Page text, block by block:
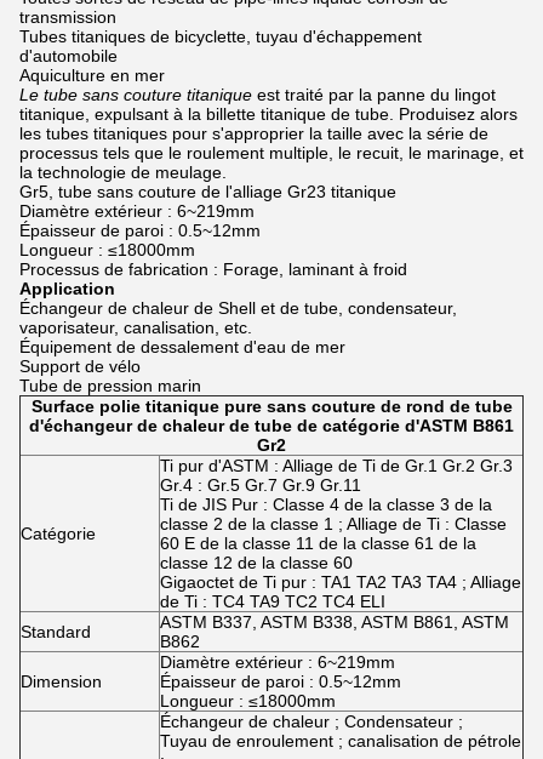
transmission
Tubes titaniques de bicyclette, tuyau d'échappement
d'automobile
Aquiculture en mer
Le tube sans couture titanique est traité par la panne du lingot
titanique, expulsant à la billette titanique de tube. Produisez alors
les tubes titaniques pour s'approprier la taille avec la série de
processus tels que le roulement multiple, le recuit, le marinage, et
la technologie de meulage.
Gr5, tube sans couture de l'alliage Gr23 titanique
Diamètre extérieur : 6~219mm
Épaisseur de paroi : 0.5~12mm
Longueur : ≤18000mm
Processus de fabrication : Forage, laminant à froid
Application
Échangeur de chaleur de Shell et de tube, condensateur,
vaporisateur, canalisation, etc.
Équipement de dessalement d'eau de mer
Support de vélo
Tube de pression marin
Surface polie titanique pure sans couture de rond de tube
d'échangeur de chaleur de tube de catégorie d'ASTM B861
Gr2
Catégorie
Ti pur d'ASTM : Alliage de Ti de Gr.1 Gr.2 Gr.3
Gr.4 : Gr.5 Gr.7 Gr.9 Gr.11
Ti de JIS Pur : Classe 4 de la classe 3 de la
classe 2 de la classe 1 ; Alliage de Ti : Classe
60 E de la classe 11 de la classe 61 de la
classe 12 de la classe 60
Gigaoctet de Ti pur : TA1 TA2 TA3 TA4 ; Alliage
de Ti : TC4 TA9 TC2 TC4 ELI
Standard
ASTM B337, ASTM B338, ASTM B861, ASTM
B862
Dimension
Diamètre extérieur : 6~219mm
Épaisseur de paroi : 0.5~12mm
Longueur : ≤18000mm
Échangeur de chaleur ; Condensateur ;
Tuyau de enroulement ; canalisation de pétrole